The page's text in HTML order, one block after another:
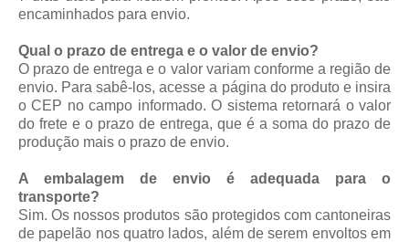
encaminhados para envio.
Qual o prazo de entrega e o valor de envio?
O prazo de entrega e o valor variam conforme a região de
envio. Para sabê-los, acesse a página do produto e insira
o CEP no campo informado. O sistema retornará o valor
do frete e o prazo de entrega, que é a soma do prazo de
produção mais o prazo de envio.
A embalagem de envio é adequada para o
transporte?
Sim. Os nossos produtos são protegidos com cantoneiras
de papelão nos quatro lados, além de serem envoltos em